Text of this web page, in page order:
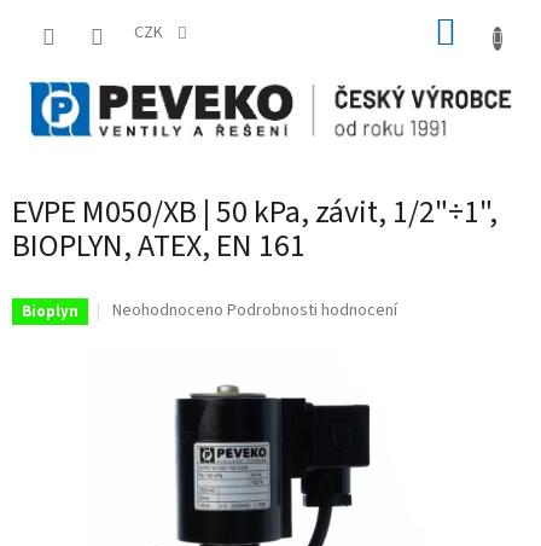
CZK
EVPE M050/XB | 50 kPa, závit, 1/2"÷1",
BIOPLYN, ATEX, EN 161
Bioplyn
Průměrné
hvězdiček.
Neohodnoceno Podrobnosti hodnocení